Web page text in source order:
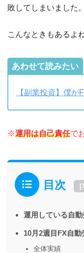
敗してしまいました。
こんなときもあるよ
あわせて読みたい
【副業投資】僕
※運用は自己責任で
目次 [
運用している自動
10月2週目FX自
全体実績